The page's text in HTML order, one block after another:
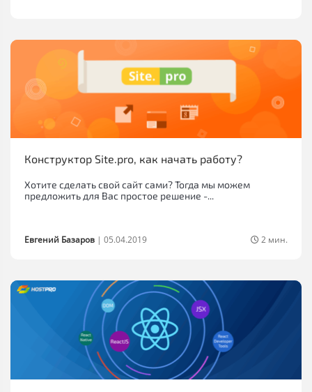
Конструктор Site.pro, как начать работу?
Хотите сделать свой сайт сами? Тогда мы можем
предложить для Вас простое решение -...
Евгений Базаров | 05.04.2019 2 мин.